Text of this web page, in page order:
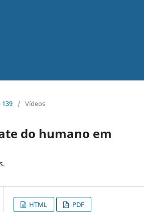
139 / Vídeos
do humano em
HTML PDF